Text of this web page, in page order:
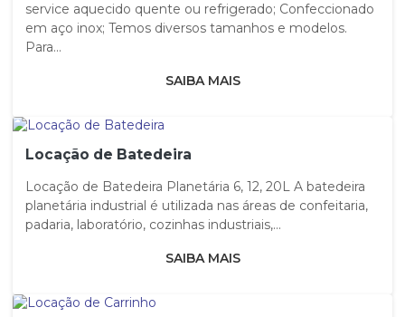
service aquecido quente ou refrigerado; Confeccionado
em aço inox; Temos diversos tamanhos e modelos.
Para...
SAIBA MAIS
Locação de Batedeira
Locação de Batedeira Planetária 6, 12, 20L A batedeira
planetária industrial é utilizada nas áreas de confeitaria,
padaria, laboratório, cozinhas industriais,...
SAIBA MAIS